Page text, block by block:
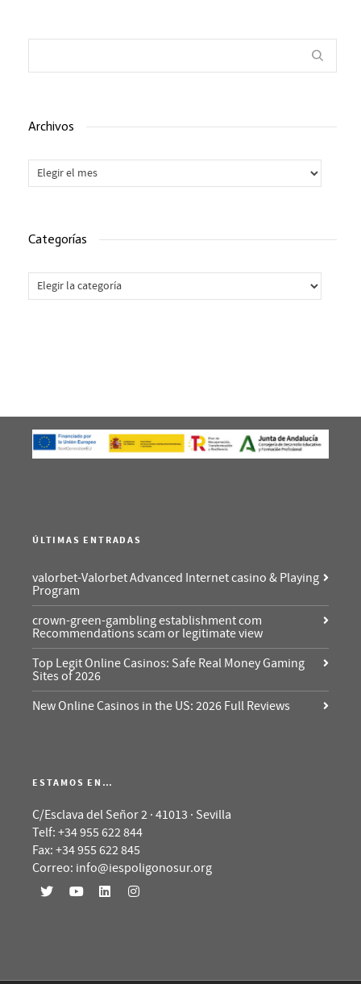
Archivos
Archivos
Categorías
Categorías
ÚLTIMAS ENTRADAS
valorbet-Valorbet Advanced Internet casino & Playing
Program
crown-green-gambling establishment com
Recommendations scam or legitimate view
Top Legit Online Casinos: Safe Real Money Gaming
Sites of 2026
New Online Casinos in the US: 2026 Full Reviews
ESTAMOS EN…
C/Esclava del Señor 2 · 41013 · Sevilla
Telf: +34 955 622 844
Fax: +34 955 622 845
Correo: info@iespoligonosur.org